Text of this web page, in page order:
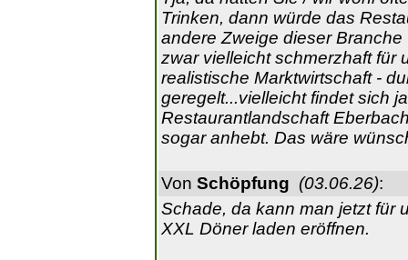
Trinken, dann würde das
andere Zweige dieser
zwar vielleicht schmerzhaft für
realistische Marktwirtschaft -
geregelt...vielleicht findet sich
Restaurantlandschaft
sogar anhebt. Das wäre
Von Schöpfung (03.06.26):
Schade, da kann man jetzt für
XXL Döner laden eröffnen.